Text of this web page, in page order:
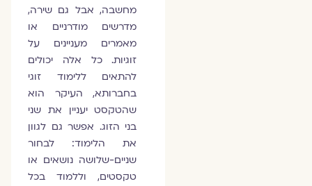
מחשבה, אבל גם שירה,
מדרשים מודרניים או
מאמרים מעניינים על
זוגיות. כל אלה יכולים
להתאים ללימוד זוגי
בחברותא, העיקר הוא
שהטקסט יעניין את שני
בני הזוג. אפשר גם לגוון
את הלימוד: לבחור
שניים-שלושה נושאים או
טקסטים, וללמוד בכל